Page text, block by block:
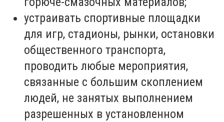
устраивать спортивные площадки
для игр, стадионы, рынки, остановки
общественного транспорта,
проводить любые мероприятия,
связанные с большим скоплением
людей, не занятых выполнением
разрешенных в установленном